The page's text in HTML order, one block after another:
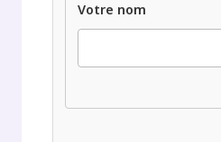
Votre nom